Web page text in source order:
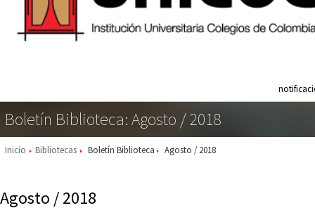
Boletín Biblioteca: Agosto / 2018
Inicio Bibliotecas Boletín Biblioteca Agosto / 2018
Agosto / 2018